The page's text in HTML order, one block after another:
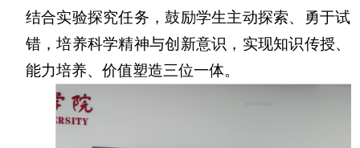
结合实验探究任务，鼓励学生主动探索、勇于试
错，培养科学精神与创新意识，实现知识传授、
能力培养、价值塑造三位一体。